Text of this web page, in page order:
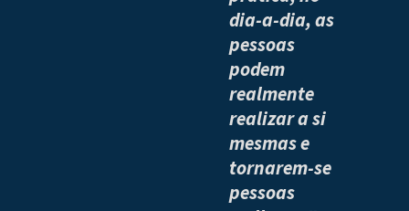
dia-a-dia, as
pessoas
podem
realmente
realizar a si
mesmas e
tornarem-se
pessoas